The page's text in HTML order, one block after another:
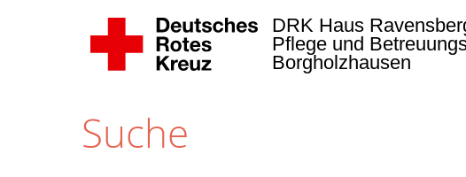
DRK Haus
Pflege und
Borgholzhausen
Suche